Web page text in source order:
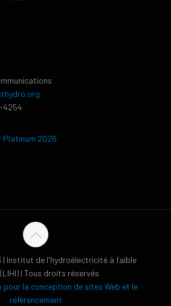
4254
Institut de l'hydroélectricité à faible
| Tous droits réservés
pour la conception de sites Web et le
référencement